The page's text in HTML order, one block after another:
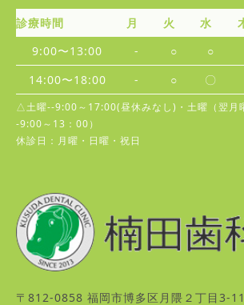
診療時間 月 火 水
9:00〜13:00
- ○ ○
14:00〜18:00
- ○ 〇
△土曜--9:00～17:00(昼休みなし)・土曜（翌月
-9:00～13：00）
休診日：月曜・日曜・祝日
〒812-0858 福岡市博多区月隈２丁目3-11